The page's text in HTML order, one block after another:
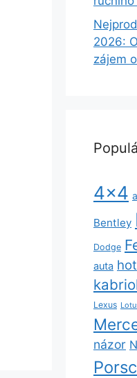
2026:
zájem
4x4
Bentley
Dodge
auta
Lexus
názor